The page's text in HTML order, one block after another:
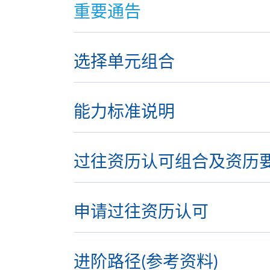
重要通告
选择单元组合
能力标准说明
过往资历认可组合及资历
申请过往资历认可
进阶路径(参考资料)